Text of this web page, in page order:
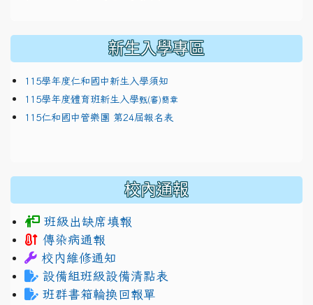
新生入學專區
115學年度仁和國中新生入學須知
115學年度體育班新生入學甄(審)簡章
115仁和國中管樂團 第24屆報名表
校內通報
班級出缺席填報
傳染病通報
校內維修通知
設備組班級設備清點表
班群書箱輪換回報單